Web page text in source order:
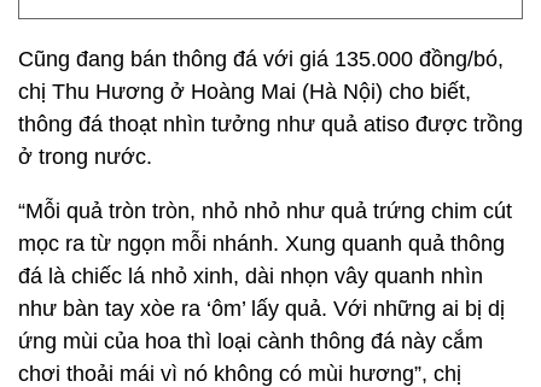
Cũng đang bán thông đá với giá 135.000 đồng/bó,
chị Thu Hương ở Hoàng Mai (Hà Nội) cho biết,
thông đá thoạt nhìn tưởng như quả atiso được trồng
ở trong nước.
“Mỗi quả tròn tròn, nhỏ nhỏ như quả trứng chim cút
mọc ra từ ngọn mỗi nhánh. Xung quanh quả thông
đá là chiếc lá nhỏ xinh, dài nhọn vây quanh nhìn
như bàn tay xòe ra ‘ôm’ lấy quả. Với những ai bị dị
ứng mùi của hoa thì loại cành thông đá này cắm
chơi thoải mái vì nó không có mùi hương”, chị